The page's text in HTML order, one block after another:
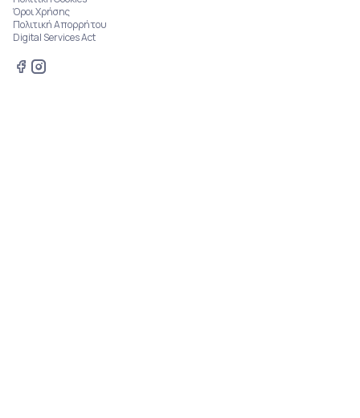
Όροι Χρήσης
Πολιτική Απορρήτου
Digital Services Act